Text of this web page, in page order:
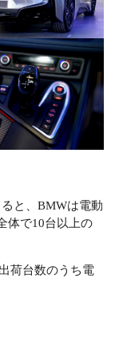
と、BMWは電動
体で10台以上の
荷台数のうち電